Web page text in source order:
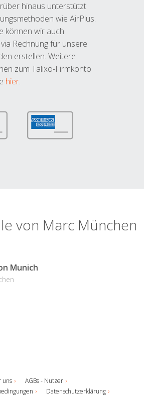
hinaus unterstützt
wie AirPlus.
können wir auch
Rechnung für unsere
erstellen. Weitere
zum Talixo-Firmkonto
hier.
von Marc München
Munich
uns
AGBs - Nutzer
Datenschutzerklärung